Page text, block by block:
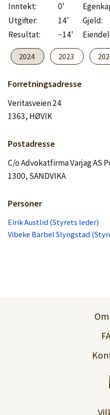
Lag konto
Inntekt: 0'
Utgifter:
14' Gjeld:
Resultat:
−14'
2024 2023
Forretningsadresse
Veritasveien 24
1363, HØVIK
Postadresse
C/o Advokatfirma Varjag AS
1300, SANDVIKA
Personer
Eirik Austlid (Styrets leder)
Vibeke Bärbel Slyngstad